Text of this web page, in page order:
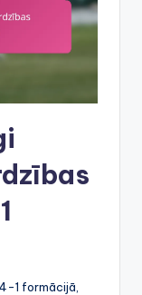
1 formācijā,